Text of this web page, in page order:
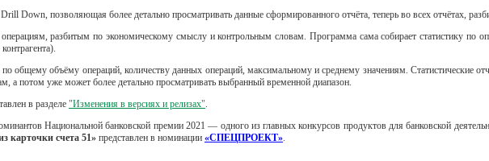
Down, позволяющая более детально просматривать данные сформированного отчёта, теперь во всех отчётах,
разбитым по экономическому смыслу и контрольным словам. Программа сама собирает статистику по
общему объёму операций, количеству данных операций, максимальному и среднему значениям. Статистические
а потом уже может более детально просматривать выбранный временной диапазон.
в разделе "Изменения в версиях и релизах".
Национальной банковской премии 2021 — одного из главных конкурсов продуктов для банковской
карточки счета 51» представлен в номинации «СПЕЦПРОЕКТ».